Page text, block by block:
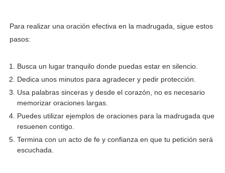
Para realizar una oración efectiva en la madrugada, sigue estos
pasos:
Busca un lugar tranquilo donde puedas estar en silencio.
Dedica unos minutos para agradecer y pedir protección.
Usa palabras sinceras y desde el corazón, no es necesario
memorizar oraciones largas.
Puedes utilizar ejemplos de oraciones para la madrugada que
resuenen contigo.
Termina con un acto de fe y confianza en que tu petición será
escuchada.